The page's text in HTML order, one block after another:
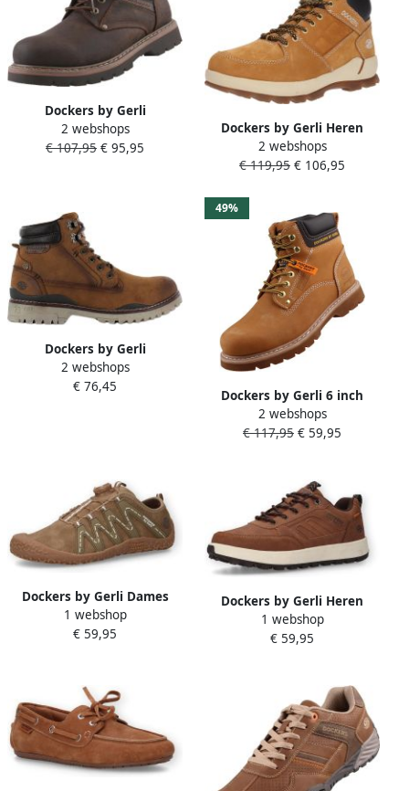
Dockers by Gerli
Veterschoenen
Trekkingschoen traditionele
2 webshops
€ 107,95 € 95,95
Dockers by Gerli Heren
Winter Laarzen Boots
Schoenen Gevoerd Bruin
2 webshops
€ 119,95 € 106,95
Dockers by Gerli
herenlaarzen laarzen
47LY101 620470 schoenen
2 webshops
€ 76,45
49%
Dockers by Gerli 6 inch
Boots Heren Winter Laarzen
Gevoerd Leer Zwart
2 webshops
€ 117,95 € 59,95
Dockers by Gerli Dames
Barefoot Sneaker 59BG205-
630910 golden tan
1 webshop
€ 59,95
Dockers by Gerli Heren
Sneaker Uitneembaar
Voetbed 55DE008-600470
1 webshop
€ 59,95